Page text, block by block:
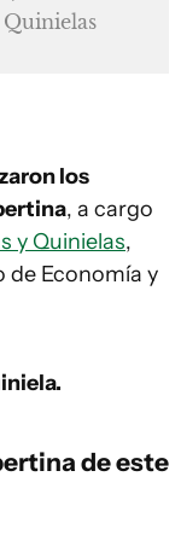
los
, a cargo
y Quinielas,
de Economía y
de este